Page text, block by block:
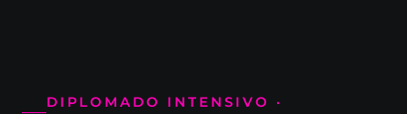
DIPLOMADO INTENSIVO ·